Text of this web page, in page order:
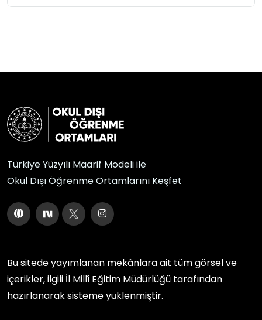
Türkiye Yüzyılı Maarif Modeli ile
Okul Dışı Öğrenme Ortamlarını Keşfet
Bu sitede yayımlanan mekânlara ait tüm görsel ve
içerikler, ilgili İl Millî Eğitim Müdürlüğü tarafından
hazırlanarak sisteme yüklenmiştir.